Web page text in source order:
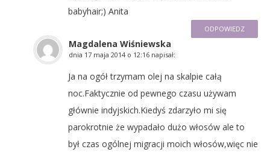
babyhair;) Anita
ODPOWIEDZ
Magdalena Wiśniewska
dnia 17 maja 2014 o 12:16 napisał:
Ja na ogół trzymam olej na skalpie całą
noc.Faktycznie od pewnego czasu używam
głównie indyjskich.Kiedyś zdarzyło mi się
parokrotnie że wypadało dużo włosów ale to
był czas ogólnej migracji moich włosów,więc nie